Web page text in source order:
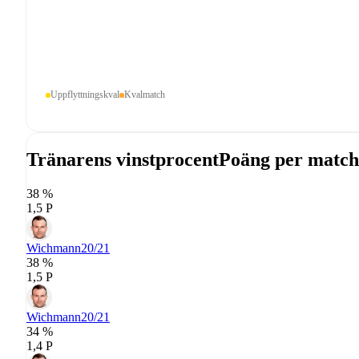
Uppflyttningskval Kvalmatch
Tränarens vinstprocentPoäng per match
38 %
1,5 P
Wichmann20/21
38 %
1,5 P
Wichmann20/21
34 %
1,4 P